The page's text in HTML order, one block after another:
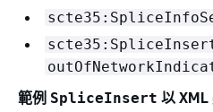
範例 SpliceInsert 以 XML